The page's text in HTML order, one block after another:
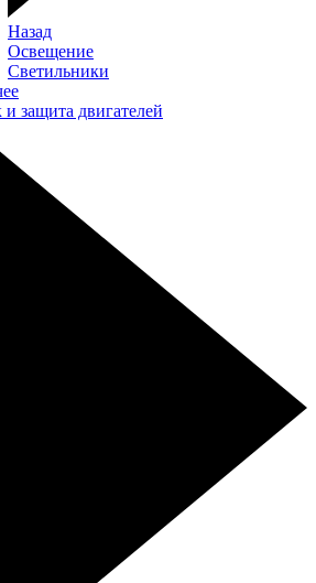
Назад
Освещение
Светильники
защита двигателей